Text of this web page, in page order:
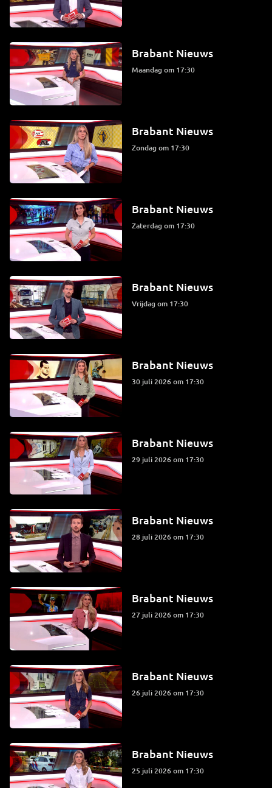
Brabant Nieuws
maandag om 17:30
Brabant Nieuws
zondag om 17:30
Brabant Nieuws
zaterdag om 17:30
Brabant Nieuws
vrijdag om 17:30
Brabant Nieuws
30 juli 2026 om 17:30
Brabant Nieuws
29 juli 2026 om 17:30
Brabant Nieuws
28 juli 2026 om 17:30
Brabant Nieuws
27 juli 2026 om 17:30
Brabant Nieuws
26 juli 2026 om 17:30
Brabant Nieuws
25 juli 2026 om 17:30